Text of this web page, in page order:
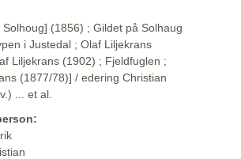
Solhoug] (1856) ; Gildet på Solhaug
i Justedal ; Olaf Liljekrans
Liljekrans (1902) ; Fjeldfuglen ;
(1877/78)] / edering Christian
... et al.